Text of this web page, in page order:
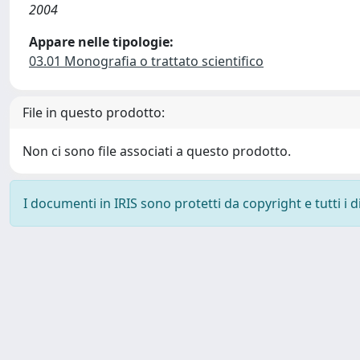
2004
Appare nelle tipologie:
03.01 Monografia o trattato scientifico
File in questo prodotto:
Non ci sono file associati a questo prodotto.
I documenti in IRIS sono protetti da copyright e tutti i